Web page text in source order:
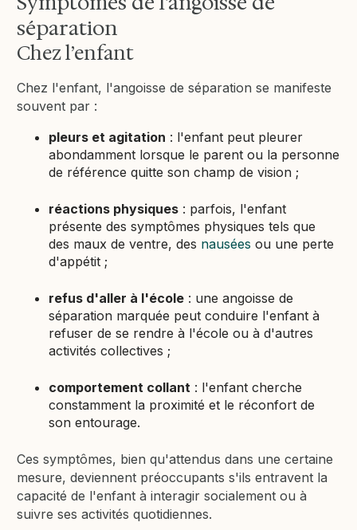
séparation
Chez l’enfant
Chez l'enfant, l'angoisse de séparation se manifeste
souvent par :
pleurs et agitation : l'enfant peut pleurer
abondamment lorsque le parent ou la personne
de référence quitte son champ de vision ;
réactions physiques : parfois, l'enfant
présente des symptômes physiques tels que
des maux de ventre, des nausées ou une perte
d'appétit ;
refus d'aller à l'école : une angoisse de
séparation marquée peut conduire l'enfant à
refuser de se rendre à l'école ou à d'autres
activités collectives ;
comportement collant : l'enfant cherche
constamment la proximité et le réconfort de
son entourage.
Ces symptômes, bien qu'attendus dans une certaine
mesure, deviennent préoccupants s'ils entravent la
capacité de l'enfant à interagir socialement ou à
suivre ses activités quotidiennes.